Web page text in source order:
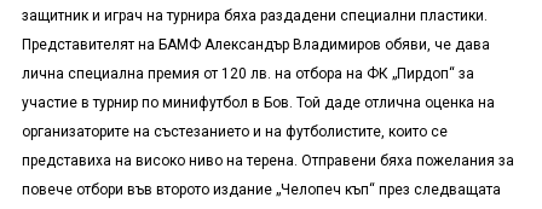
защитник и играч на турнира бяха раздадени специални пластики.
Представителят на БАМФ Александър Владимиров обяви, че дава
лична специална премия от 120 лв. на отбора на ФК „Пирдоп“ за
участие в турнир по минифутбол в Бов. Той даде отлична оценка на
организаторите на състезанието и на футболистите, които се
представиха на високо ниво на терена. Отправени бяха пожелания за
повече отбори във второто издание „Челопеч къп“ през следващата